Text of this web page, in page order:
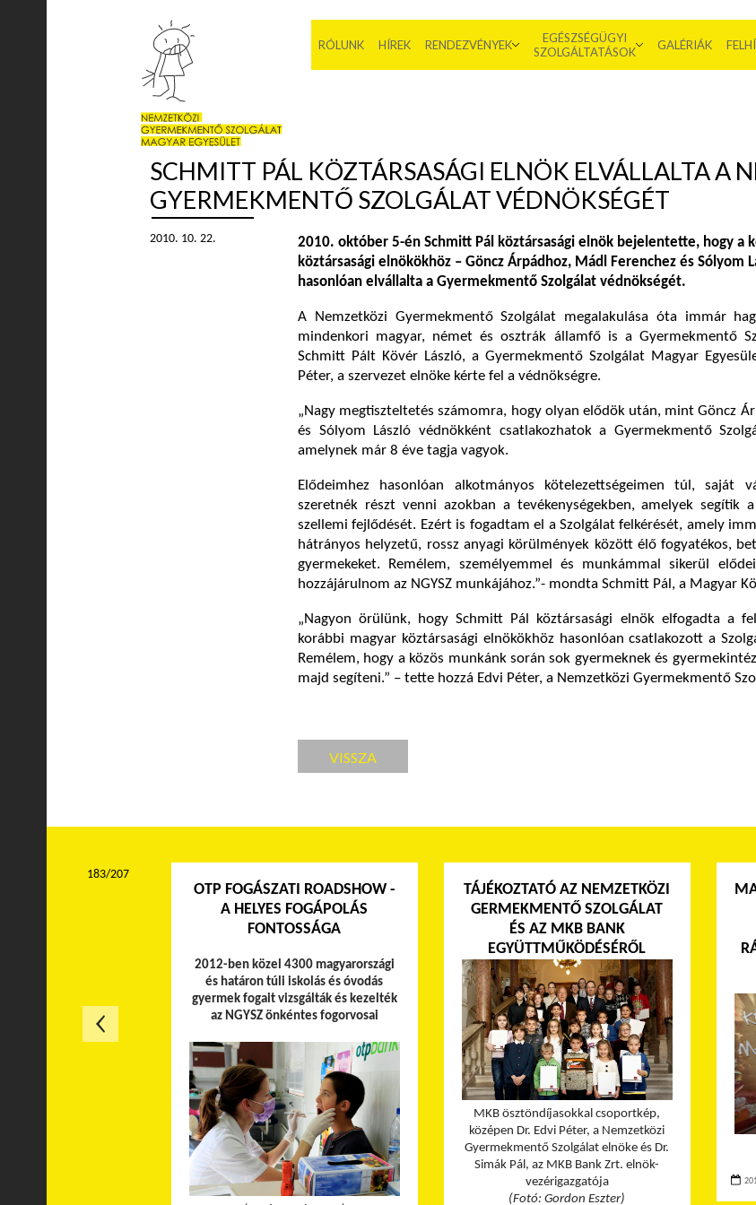
RÓLUNK HÍREK RENDEZVÉNYEK
EGÉSZSÉGÜGYI
SZOLGÁLTATÁSOK
GALÉRIÁK
SCHMITT PÁL KÖZTÁRSASÁGI ELNÖK ELVÁLLALTA A
GYERMEKMENTŐ SZOLGÁLAT VÉDNÖKSÉGÉT
2010. 10. 22.
2010. október 5-én Schmitt Pál köztársasági elnök bejelentette, hogy a
köztársasági elnökökhöz – Göncz Árpádhoz, Mádl Ferenchez és Sólyom
hasonlóan elvállalta a Gyermekmentő Szolgálat védnökségét.
A Nemzetközi Gyermekmentő Szolgálat megalakulása óta immár
mindenkori magyar, német és osztrák államfő is a Gyermekmentő
Schmitt Pált Kövér László, a Gyermekmentő Szolgálat Magyar
Péter, a szervezet elnöke kérte fel a védnökségre.
„Nagy megtiszteltetés számomra, hogy olyan elődök után, mint Göncz
és Sólyom László védnökként csatlakozhatok a Gyermekmentő
amelynek már 8 éve tagja vagyok.
Elődeimhez hasonlóan alkotmányos kötelezettségeimen túl, saját
szeretnék részt venni azokban a tevékenységekben, amelyek segítik
szellemi fejlődését. Ezért is fogadtam el a Szolgálat felkérését, amely
hátrányos helyzetű, rossz anyagi körülmények között élő fogyatékos,
gyermekeket. Remélem, személyemmel és munkámmal sikerül
hozzájárulnom az NGYSZ munkájához.”- mondta Schmitt Pál, a Magyar
„Nagyon örülünk, hogy Schmitt Pál köztársasági elnök elfogadta a
korábbi magyar köztársasági elnökökhöz hasonlóan csatlakozott a
Remélem, hogy a közös munkánk során sok gyermeknek és
majd segíteni.” – tette hozzá Edvi Péter, a Nemzetközi Gyermekmentő
VISSZA
OTP FOGÁSZATI ROADSHOW -
A HELYES FOGÁPOLÁS
FONTOSSÁGA
2012-ben közel 4300 magyarországi
és határon túli iskolás és óvodás
gyermek fogait vizsgálták és kezelték
az NGYSZ önkéntes fogorvosai
TÁJÉKOZTATÓ AZ NEMZETKÖZI
GERMEKMENTŐ SZOLGÁLAT
ÉS AZ MKB BANK
EGYÜTTMŰKÖDÉSÉRŐL
MKB ösztöndíjasokkal csoportkép,
középen Dr. Edvi Péter, a Nemzetközi
Gyermekmentő Szolgálat elnöke és Dr.
Simák Pál, az MKB Bank Zrt. elnök-
vezérigazgatója
(Fotó: Gordon Eszter)
183/207